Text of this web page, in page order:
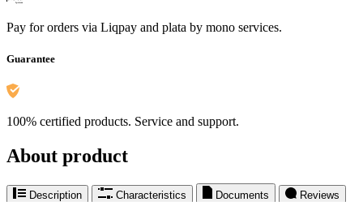
Pay for orders via Liqpay and plata by mono services.
Guarantee
100% certified products. Service and support.
About product
Description Characteristics Documents Reviews